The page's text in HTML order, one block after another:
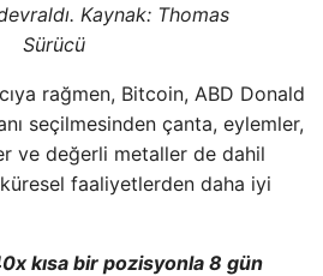
Kaynak: Thomas
Sürücü
rağmen, Bitcoin, ABD Donald
seçilmesinden çanta, eylemler,
ve değerli metaller de dahil
faaliyetlerden daha iyi
kısa bir pozisyonla 8 gün